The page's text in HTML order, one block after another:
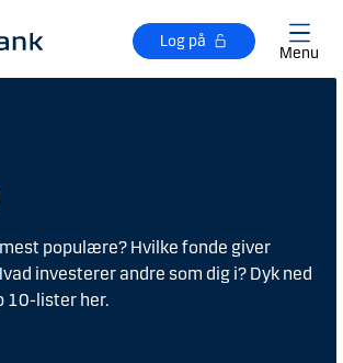
Log på
Menu
populære? Hvilke fonde giver
investerer andre som dig i? Dyk ned
10-lister her.